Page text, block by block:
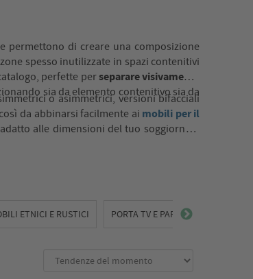
permettono di creare una composizione
spesso inutilizzate in spazi contenitivi
perfette perseparare visivamente
sia da elemento contenitivo sia da
o asimmetrici, versioni bifacciali
da abbinarsi facilmente ai mobili per il
alle dimensioni del tuo soggiorno e
ETNICI E RUSTICI PORTA TV E PARETI SOGGIORNO